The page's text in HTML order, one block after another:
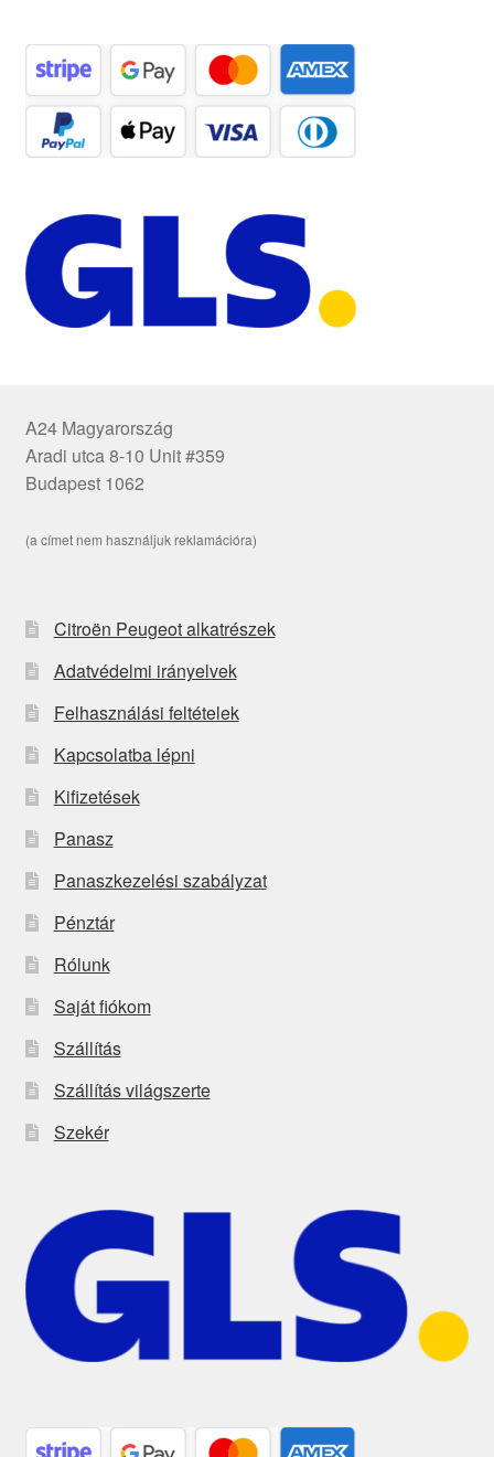
A24 Magyarország
Aradi utca 8-10 Unit #359
Budapest 1062
(a címet nem használjuk reklamációra)
Citroën Peugeot alkatrészek
Adatvédelmi irányelvek
Felhasználási feltételek
Kapcsolatba lépni
Kifizetések
Panasz
Panaszkezelési szabályzat
Pénztár
Rólunk
Saját fiókom
Szállítás
Szállítás világszerte
Szekér